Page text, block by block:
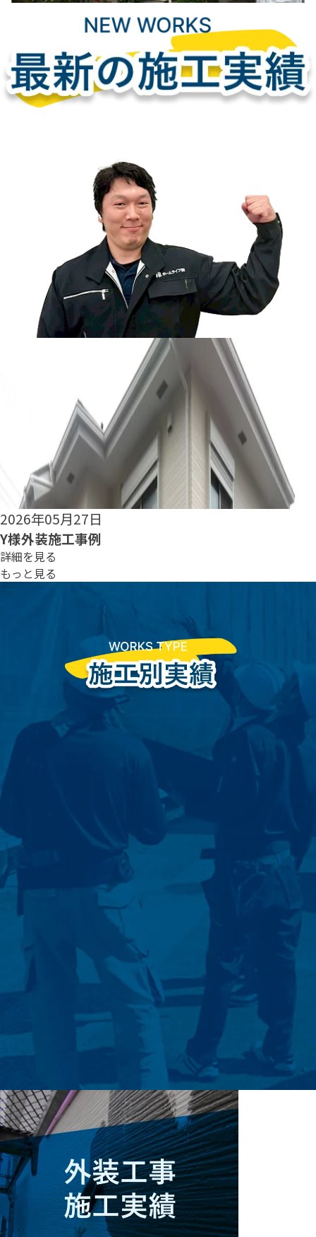
2026年05月25日
S様外装施工事例
詳細を見る
もっと見る